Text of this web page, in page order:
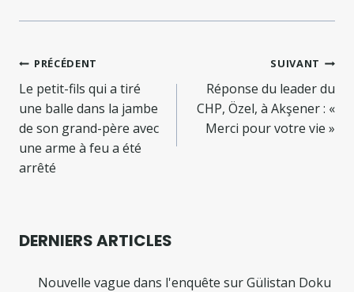
Navigation
de
l’article
PRÉCÉDENT
Le petit-fils qui a tiré
une balle dans la jambe
de son grand-père avec
une arme à feu a été
arrêté
SUIVANT
Réponse du leader du
CHP, Özel, à Akşener : «
Merci pour votre vie »
DERNIERS ARTICLES
Nouvelle vague dans l'enquête sur Gülistan Doku